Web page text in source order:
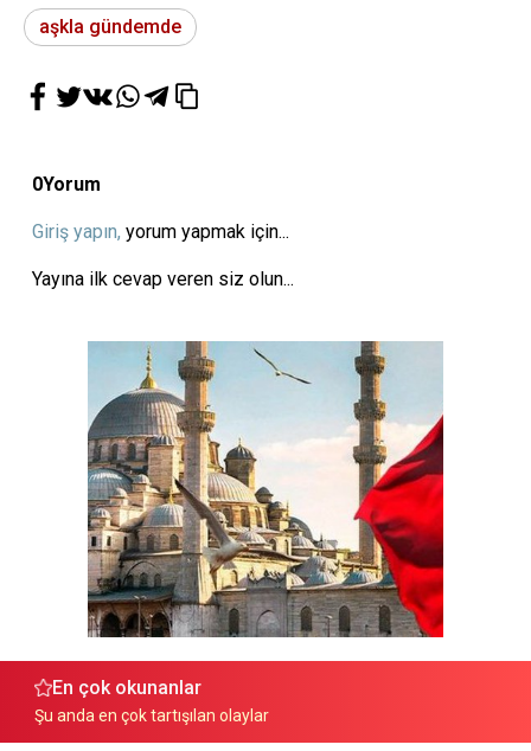
aşkla gündemde
0Yorum
Giriş yapın, yorum yapmak için...
Yayına ilk cevap veren siz olun...
En çok okunanlar
Şu anda en çok tartışılan olaylar